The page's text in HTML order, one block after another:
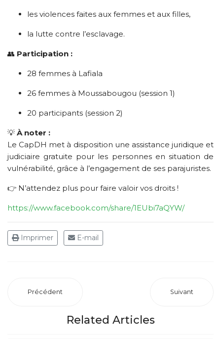
les violences faites aux femmes et aux filles,
la lutte contre l’esclavage.
👥 Participation :
28 femmes à Lafiala
26 femmes à Moussabougou (session 1)
20 participants (session 2)
💡 À noter :
Le CapDH met à disposition une assistance juridique et
judiciaire gratuite pour les personnes en situation de
vulnérabilité, grâce à l’engagement de ses parajuristes.
👉 N’attendez plus pour faire valoir vos droits !
https://www.facebook.com/share/1EUbi7aQYW/
Imprimer E-mail
Précédent Suivant
Related Articles